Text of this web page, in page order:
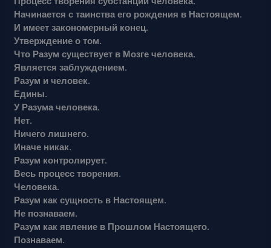
Начинается с таинства его рождения в Настоящем.
И имеет закономерный конец.
Утверждение о том.
Что Разум существует в Мозге человека.
Является заблуждением.
Разум и человек.
Едины.
У Разума человека.
Нет.
Ничего лишнего.
Иначе никак.
Разум контролирует.
Весь процесс творения.
Человека.
Разум как сущность в Настоящем.
Не познаваем.
Разум как явление в Прошлом Настоящего.
Познаваем.